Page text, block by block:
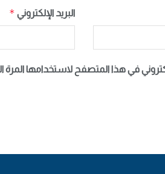
البريد الإلكتروني *
في هذا المتصفح لاستخدامها المرة